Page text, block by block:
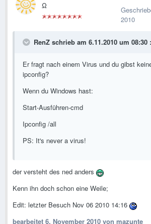
Ω
2010
RenZ schrieb am 6.11.2010 um 08:30 :
Er fragt nach einem Virus und du gibst
ipconfig?
Wenn du Windows hast:
Start-Ausführen-cmd
Ipconfig /all
PS: It's never a virus!
der versteht des ned anders
Kenn ihn doch schon eine Weile;
Edit: letzter Besuch Nov 06 2010 14:16
bearbeitet 6. November 2010 von mazunte